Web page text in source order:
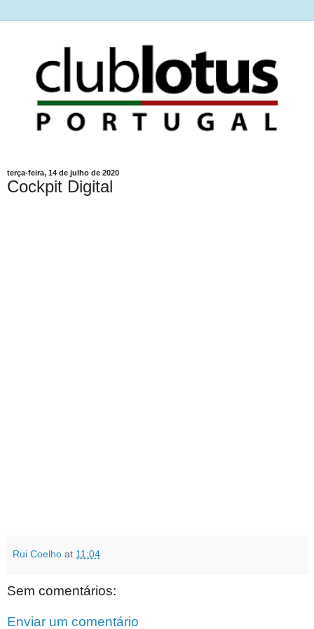
terça-feira, 14 de julho de 2020
Cockpit Digital
Rui Coelho at 11:04
Sem comentários:
Enviar um comentário